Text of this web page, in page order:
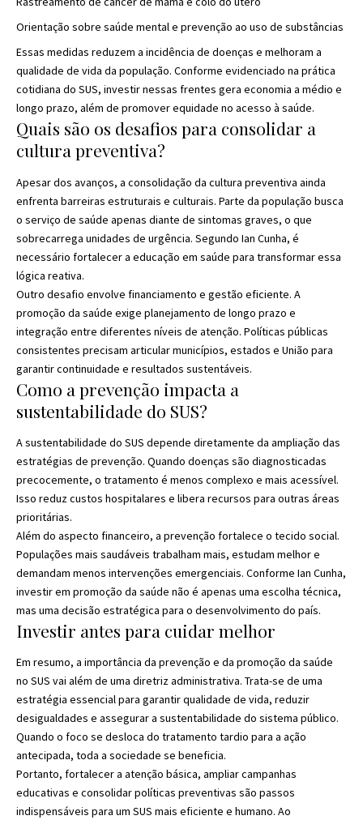
Orientação sobre saúde mental e prevenção ao uso de substâncias
Essas medidas reduzem a incidência de doenças e melhoram a
qualidade de vida da população. Conforme evidenciado na prática
cotidiana do SUS, investir nessas frentes gera economia a médio e
longo prazo, além de promover equidade no acesso à saúde.
Quais são os desafios para consolidar a
cultura preventiva?
Apesar dos avanços, a consolidação da cultura preventiva ainda
enfrenta barreiras estruturais e culturais. Parte da população busca
o serviço de saúde apenas diante de sintomas graves, o que
sobrecarrega unidades de urgência. Segundo Ian Cunha, é
necessário fortalecer a educação em saúde para transformar essa
lógica reativa.
Outro desafio envolve financiamento e gestão eficiente. A
promoção da saúde exige planejamento de longo prazo e
integração entre diferentes níveis de atenção. Políticas públicas
consistentes precisam articular municípios, estados e União para
garantir continuidade e resultados sustentáveis.
Como a prevenção impacta a
sustentabilidade do SUS?
A sustentabilidade do SUS depende diretamente da ampliação das
estratégias de prevenção. Quando doenças são diagnosticadas
precocemente, o tratamento é menos complexo e mais acessível.
Isso reduz custos hospitalares e libera recursos para outras áreas
prioritárias.
Além do aspecto financeiro, a prevenção fortalece o tecido social.
Populações mais saudáveis trabalham mais, estudam melhor e
demandam menos intervenções emergenciais. Conforme Ian Cunha,
investir em promoção da saúde não é apenas uma escolha técnica,
mas uma decisão estratégica para o desenvolvimento do país.
Investir antes para cuidar melhor
Em resumo, a importância da prevenção e da promoção da saúde
no SUS vai além de uma diretriz administrativa. Trata-se de uma
estratégia essencial para garantir qualidade de vida, reduzir
desigualdades e assegurar a sustentabilidade do sistema público.
Quando o foco se desloca do tratamento tardio para a ação
antecipada, toda a sociedade se beneficia.
Portanto, fortalecer a atenção básica, ampliar campanhas
educativas e consolidar políticas preventivas são passos
indispensáveis para um SUS mais eficiente e humano. Ao